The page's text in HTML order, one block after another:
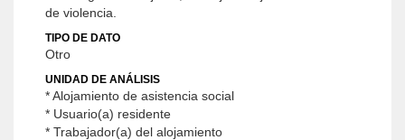
de violencia.
TIPO DE DATO
Otro
UNIDAD DE ANÁLISIS
* Alojamiento de asistencia social
* Usuario(a) residente
* Trabajador(a) del alojamiento